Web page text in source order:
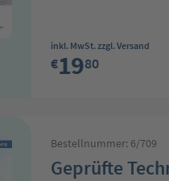
Regulärer Preis:
inkl. MwSt. zzgl. Versand
€1980
Bestellnummer: 6/709
Geprüfte